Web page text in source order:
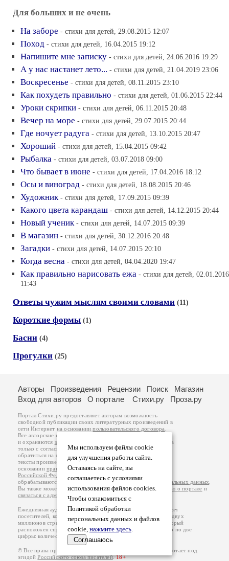
Для больших и не очень
На заборе - стихи для детей, 29.08.2015 12:07
Поход - стихи для детей, 16.04.2015 19:12
Напишите мне записку - стихи для детей, 24.06.2016 19:29
А у нас настанет лето... - стихи для детей, 21.04.2019 23:06
Воскресенье - стихи для детей, 08.11.2015 23:10
Как похудеть правильно - стихи для детей, 01.06.2015 22:44
Уроки скрипки - стихи для детей, 06.11.2015 20:48
Вечер на море - стихи для детей, 29.07.2015 20:44
Где ночует радуга - стихи для детей, 13.10.2015 20:47
Хороший - стихи для детей, 15.04.2015 09:42
Рыбалка - стихи для детей, 03.07.2018 09:00
Что бывает в июне - стихи для детей, 17.04.2016 18:12
Осы и виноград - стихи для детей, 18.08.2015 20:46
Художник - стихи для детей, 17.09.2015 09:39
Какого цвета карандаш - стихи для детей, 14.12.2015 20:44
Новый ученик - стихи для детей, 14.07.2015 09:39
В магазин - стихи для детей, 30.12.2016 20:48
Загадки - стихи для детей, 14.07.2015 20:10
Когда весна - стихи для детей, 04.04.2020 19:47
Как правильно нарисовать ежа - стихи для детей, 02.01.2016
11:43
Ответы чужим мыслям своими словами (11)
Короткие формы (1)
Басни (4)
Прогулки (25)
Мы используем файлы cookie
для улучшения работы сайта.
Оставаясь на сайте, вы
соглашаетесь с условиями
использования файлов cookies.
Чтобы ознакомиться с
Политикой обработки
персональных данных и файлов
cookie, нажмите здесь.
Соглашаюсь
Авторы Произведения Рецензии Поиск
Магазин
Вход для авторов
О портале Стихи.ру Проза.ру
Портал Стихи.ру предоставляет авторам возможность
свободной публикации своих литературных произведений в
сети Интернет на основаниипользовательского договора
Все авторские права на произведения принадлежат авторам
и охраняются законом
. Перепечатка произведений возможна
только с согласия его автора, к которому вы можете
обратиться на его авторской странице. Ответственность за
тексты произведений авторы несут самостоятельно на
основанииправил публикацииизаконодательства
Российской Федерации
обрабатываются на основанииПолитики обработки персональных данных
Вы также можете посмотреть более подробнуюинформацию о портале и
связаться с администрацией
Ежедневная аудитория портала Стихи.ру – порядка 200 тысяч
посетителей, которые в общей сумме просматривают более двух
миллионов страниц по данным счетчика посещаемости, который
расположен справа от этого текста. В каждой графе указано по две
цифры: количество просмотров и количество посетителей.
© Все права принадлежат авторам, 2000-2026. Портал работает под
эгидойРоссийского союза писателей.18+